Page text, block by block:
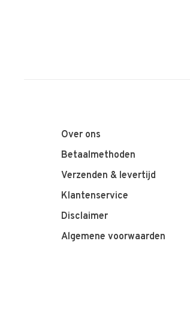
Over ons
Betaalmethoden
Verzenden & levertijd
Klantenservice
Disclaimer
Algemene voorwaarden